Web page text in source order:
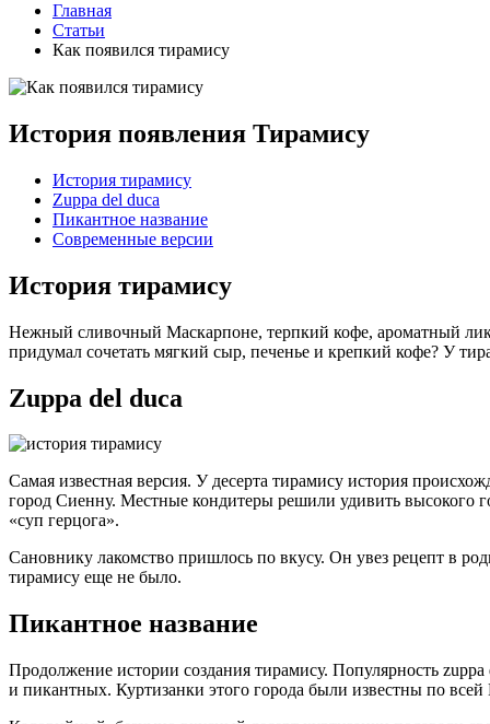
Главная
Статьи
Как появился тирамису
История появления Тирамису
История тирамису
Zuppa del duca
Пикантное название
Современные версии
История тирамису
Нежный сливочный Маскарпоне, терпкий кофе, ароматный
придумал сочетать мягкий сыр, печенье и крепкий кофе? У
Zuppa del duca
Самая известная версия. У десерта тирамису история
город Сиенну. Местные кондитеры решили удивить высокого
«суп герцога».
Сановнику лакомство пришлось по вкусу. Он увез рецепт в
тирамису еще не было.
Пикантное название
Продолжение истории создания тирамису. Популярность
и пикантных. Куртизанки этого города были известны по